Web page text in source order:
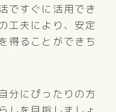
ですぐに活用でき
工夫により、安定
得ることができち
分にぴったりの方